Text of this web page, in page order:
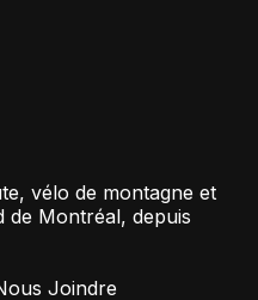
vélo de montagne et
de Montréal, depuis
Joindre